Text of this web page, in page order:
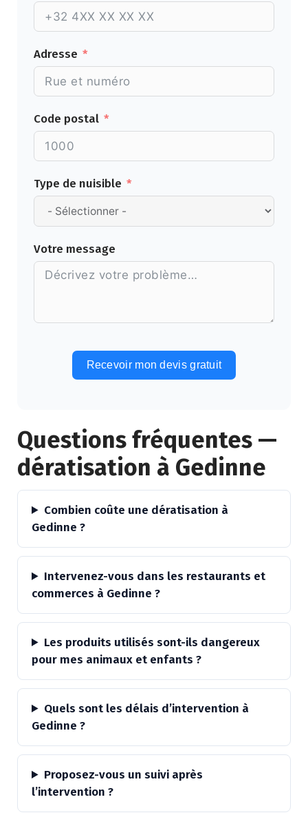
Adresse
Code postal
Type de nuisible
Votre message
Recevoir mon devis gratuit
Questions fréquentes —
dératisation à Gedinne
Combien coûte une dératisation à
Gedinne ?
Intervenez-vous dans les restaurants et
commerces à Gedinne ?
Les produits utilisés sont-ils dangereux
pour mes animaux et enfants ?
Quels sont les délais d’intervention à
Gedinne ?
Proposez-vous un suivi après
l’intervention ?